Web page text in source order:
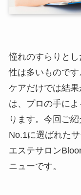
憧れのすらりと
性は多いもので
ケアだけでは結
は、プロの手に
ります。今回ご
No.1に選ばれた
エステサロン
ニューです。